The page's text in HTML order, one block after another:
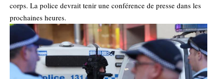
corps. La police devrait tenir une conférence de presse dans les
prochaines heures.